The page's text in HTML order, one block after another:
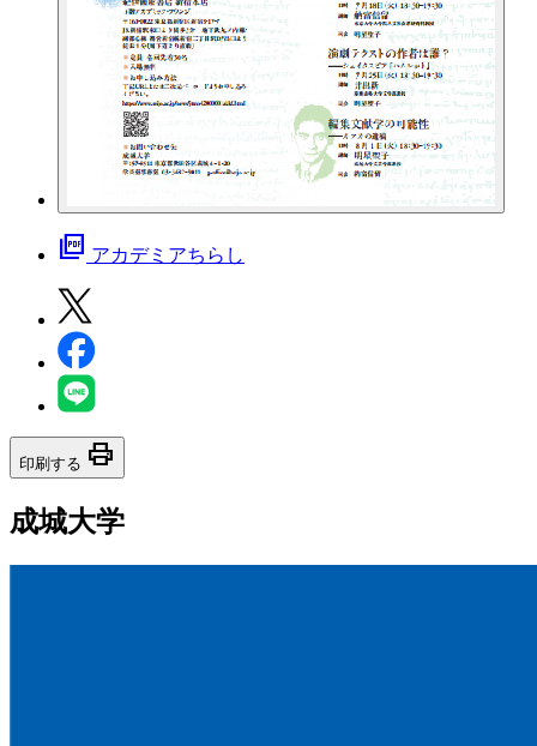
picture_as_pdf アカデミアちらし
印刷する print
成城大学